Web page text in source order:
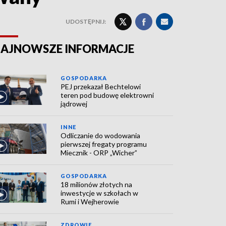
UDOSTĘPNIJ:
INFORMACJE
GOSPODARKA
PEJ przekazał Bechtelowi
teren pod budowę elektrowni
jądrowej
INNE
Odliczanie do wodowania
pierwszej fregaty programu
Miecznik - ORP „Wicher”
GOSPODARKA
18 milionów złotych na
inwestycje w szkołach w
Rumi i Wejherowie